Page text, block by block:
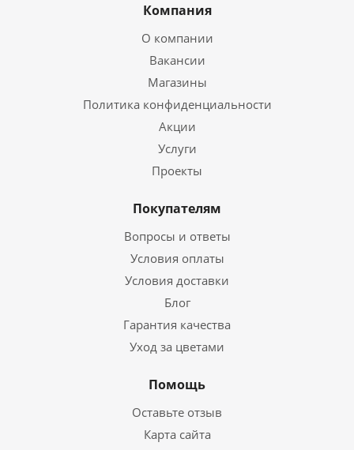
Компания
О компании
Вакансии
Магазины
Политика конфиденциальности
Акции
Услуги
Проекты
Покупателям
Вопросы и ответы
Условия оплаты
Условия доставки
Блог
Гарантия качества
Уход за цветами
Помощь
Оставьте отзыв
Карта сайта